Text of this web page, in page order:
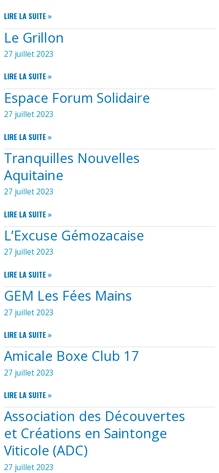
DANSE
ORIENTALE
LIRE LA SUITE »
Le Grillon
27 juillet 2023
LE
GRILLON
LIRE LA SUITE »
Espace Forum Solidaire
27 juillet 2023
ESPACE
FORUM
SOLIDAIRE
LIRE LA SUITE »
Tranquilles Nouvelles
Aquitaine
27 juillet 2023
TRANQUILLES
NOUVELLES
AQUITAINE
LIRE LA SUITE »
L’Excuse Gémozacaise
27 juillet 2023
L’EXCUSE
GÉMOZACAISE
LIRE LA SUITE »
GEM Les Fées Mains
27 juillet 2023
GEM
LES
FÉES
LIRE LA SUITE »
Amicale Boxe Club 17
27 juillet 2023
AMICALE
BOXE
CLUB
LIRE LA SUITE »
Association des Découvertes
et Créations en Saintonge
Viticole (ADC)
27 juillet 2023